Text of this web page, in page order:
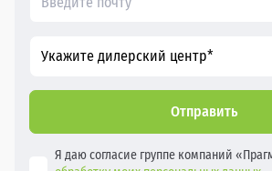
Укажите дилерский центр*
Отправить
Я даю согласие группе компаний